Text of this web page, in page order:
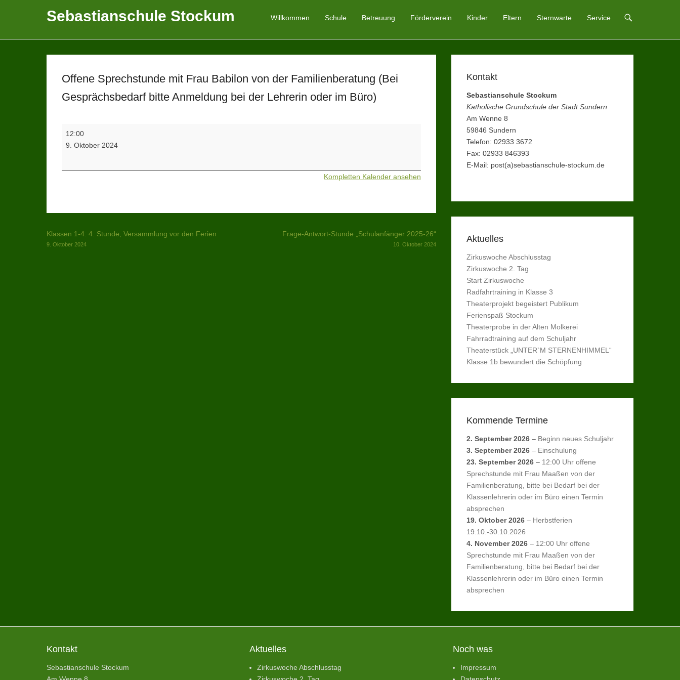
Sebastianschule Stockum Primäres Menü
Zum Inhalt springen
Willkommen Schule Betreuung Förderverein Kinder Eltern Sternwarte Service
Offene Sprechstunde mit Frau Babilon von der Familienberatung (Bei
Gesprächsbedarf bitte Anmeldung bei der Lehrerin oder im Büro)
Gesprächsbedarf
bitte
12:00
9. Oktober 2024
Kompletten Kalender ansehen
Beitragsnavigation
Klassen 1-4: 4. Stunde, Versammlung vor den Ferien
9. Oktober 2024
Frage-Antwort-Stunde „Schulanfänger 2025-26“
10. Oktober 2024
Kontakt
Sebastianschule Stockum
Katholische Grundschule der Stadt Sundern
Am Wenne 8
59846 Sundern
Telefon: 02933 3672
Fax: 02933 846393
E-Mail: post(a)sebastianschule-stockum.de
Aktuelles
Zirkuswoche Abschlusstag
Zirkuswoche 2. Tag
Start Zirkuswoche
Radfahrtraining in Klasse 3
Theaterprojekt begeistert Publikum
Ferienspaß Stockum
Theaterprobe in der Alten Molkerei
Fahrradtraining auf dem Schuljahr
Theaterstück „UNTER`M STERNENHIMMEL“
Klasse 1b bewundert die Schöpfung
Kommende Termine
2. September 2026 – Beginn neues Schuljahr
3. September 2026 – Einschulung
23. September 2026 – 12:00 Uhr offene
Sprechstunde mit Frau Maaßen von der
Familienberatung, bitte bei Bedarf bei der
Klassenlehrerin oder im Büro einen Termin
absprechen
19. Oktober 2026 – Herbstferien
19.10.-30.10.2026
4. November 2026 – 12:00 Uhr offene
Sprechstunde mit Frau Maaßen von der
Familienberatung, bitte bei Bedarf bei der
Klassenlehrerin oder im Büro einen Termin
absprechen
Kontakt
Sebastianschule Stockum
Aktuelles
Zirkuswoche Abschlusstag
Noch was
Impressum